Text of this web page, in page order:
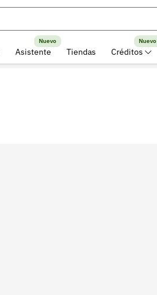
Asistente
Nuevo
Tiendas Créditos
Nuevo